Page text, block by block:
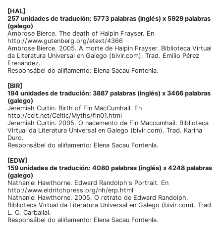
[HAL]
257 unidades de tradución: 5773 palabras (inglés) x 5929 palabras
(galego)
Ambrose Bierce. The death of Halpin Frayser. En
http://www.gutenberg.org/etext/4366
Ambrose Bierce. 2005. A morte de Halpin Frayser. Biblioteca Virtual
da Literatura Universal en Galego (bivir.com). Trad. Emilio Pérez
Frenández.
Responsábel do aliñamento: Elena Sacau Fontenla.
[BIR]
194 unidades de tradución: 3887 palabras (inglés) x 3466 palabras
(galego)
Jeremiah Curtin. Birth of Fin MacCumhail. En
http://celt.net/Celtic/Myths/fin01.html
Jeremiah Curtin. 2005. O nacemento de Fin Maccumhail. Biblioteca
Virtual da Literatura Universal en Galego (bivir.com). Trad. Karina
Duro.
Responsábel do aliñamento: Elena Sacau Fontenla.
[EDW]
159 unidades de tradución: 4080 palabras (inglés) x 4248 palabras
(galego)
Nathaniel Hawthorne. Edward Randolph's Portrait. En
http://www.eldritchpress.org/nh/erp.html
Nathaniel Hawthorne. 2005. O retrato de Edward Randolph.
Biblioteca Virtual da Literatura Universal en Galego (bivir.com). Trad.
L. C. Carballal.
Responsábel do aliñamento: Elena Sacau Fontenla.